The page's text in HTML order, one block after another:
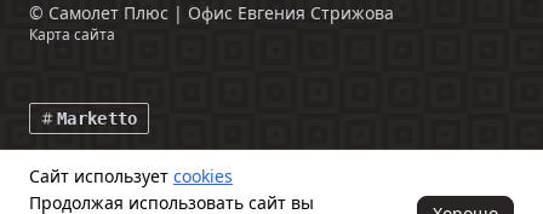
© Самолет Плюс | Офис Евгения Стрижова
Карта сайта
Marketto
Данный интернет-сайт и информация, размещенная на нем,
Сайт использует cookies
Продолжая использовать сайт вы